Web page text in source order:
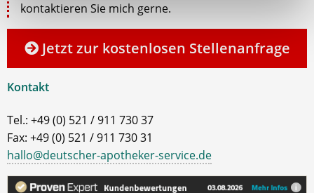
kontaktieren Sie mich gerne.
Jetzt zur kostenlosen Stellenanfrage
Kontakt
Tel.: +49 (0) 521 / 911 730 37
Fax: +49 (0) 521 / 911 730 31
hallo@deutscher-apotheker-service.de